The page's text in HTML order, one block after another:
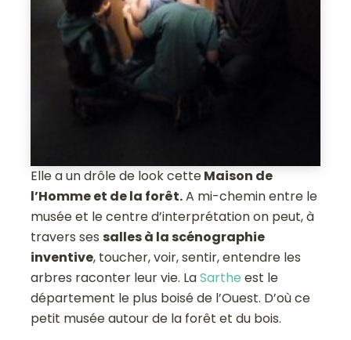
Elle a un drôle de look cetteMaison de
l’Homme et de la forêt.A mi-chemin entre le
musée et le centre d’interprétation on peut, à
travers sessalles à la scénographie
inventive, toucher, voir, sentir, entendre les
arbres raconter leur vie. LaSarthe est le
département le plus boisé de l’Ouest. D’où ce
petit musée autour de la forêt et du bois.